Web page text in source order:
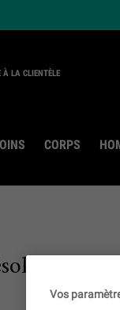
À LA CLIENTÈLE
CORPS
il
Vos